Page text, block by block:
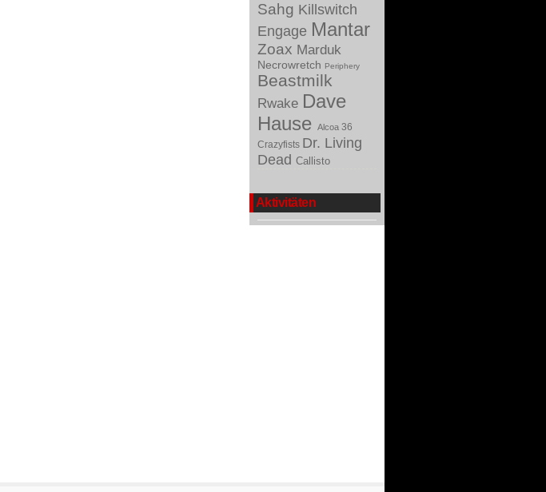
Sahg Killswitch
Engage Mantar
Zoax Marduk
Necrowretch Periphery
Beastmilk
Rwake Dave
Hause Alcoa 36
Crazyfists Dr. Living
Dead Callisto
Aktivitäten